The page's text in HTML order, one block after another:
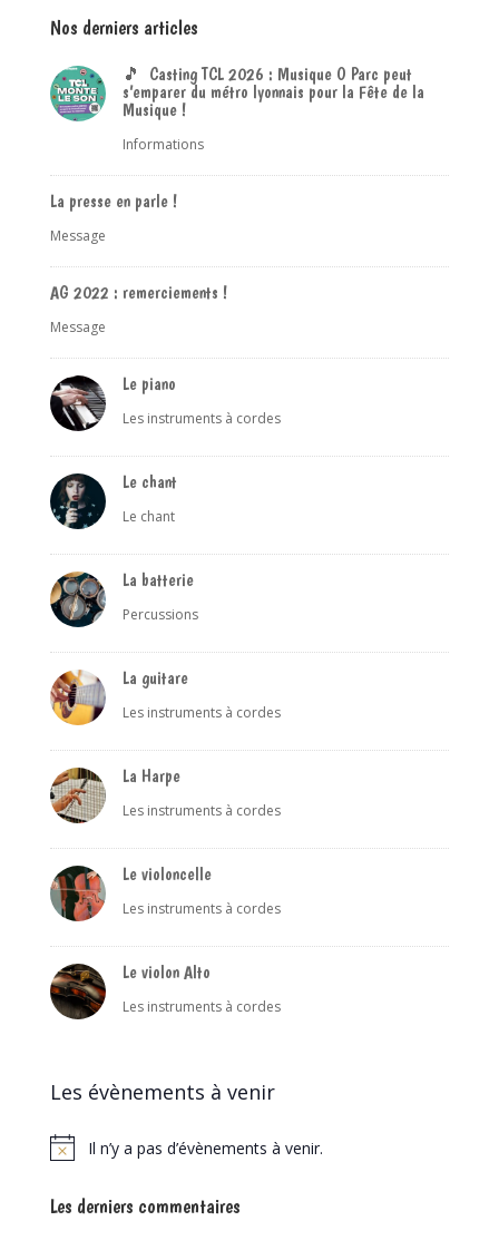
Nos derniers articles
🎵 Casting TCL 2026 : Musique O Parc peut
s’emparer du métro lyonnais pour la Fête de la
Musique !
Informations
La presse en parle !
Message
AG 2022 : remerciements !
Message
Le piano
Les instruments à cordes
Le chant
Le chant
La batterie
Percussions
La guitare
Les instruments à cordes
La Harpe
Les instruments à cordes
Le violoncelle
Les instruments à cordes
Le violon Alto
Les instruments à cordes
Les évènements à venir
NoticeIl n’y a pas d’évènements à venir.
Les derniers commentaires